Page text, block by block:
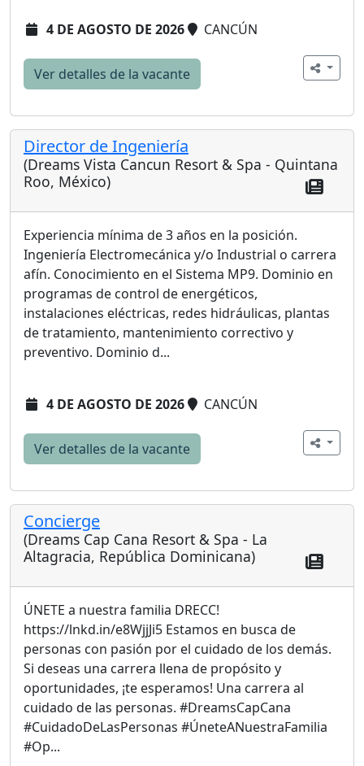
4 DE AGOSTO DE 2026 CANCÚN
Ver detalles de la vacante
Director de Ingeniería
(Dreams Vista Cancun Resort & Spa - Quintana
Roo, México)
Experiencia mínima de 3 años en la posición.
Ingeniería Electromecánica y/o Industrial o carrera
afín. Conocimiento en el Sistema MP9. Dominio en
programas de control de energéticos,
instalaciones eléctricas, redes hidráulicas, plantas
de tratamiento, mantenimiento correctivo y
preventivo. Dominio d...
4 DE AGOSTO DE 2026 CANCÚN
Ver detalles de la vacante
Concierge
(Dreams Cap Cana Resort & Spa - La
Altagracia, República Dominicana)
ÚNETE a nuestra familia DRECC!
https://lnkd.in/e8WjjJi5 Estamos en busca de
personas con pasión por el cuidado de los demás.
Si deseas una carrera llena de propósito y
oportunidades, ¡te esperamos! Una carrera al
cuidado de las personas. #DreamsCapCana
#CuidadoDeLasPersonas #ÚneteANuestraFamilia
#Op...